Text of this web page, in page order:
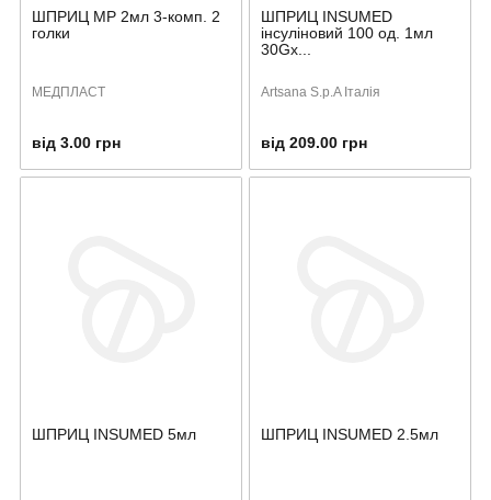
ШПРИЦ MP 2мл 3-комп. 2
голки
МЕДПЛАСТ
від 3.00 грн
ШПРИЦ INSUMED
інсуліновий 100 од. 1мл
30Gx...
Artsana S.p.A Італія
від 209.00 грн
ШПРИЦ INSUMED 5мл ШПРИЦ INSUMED 2.5мл